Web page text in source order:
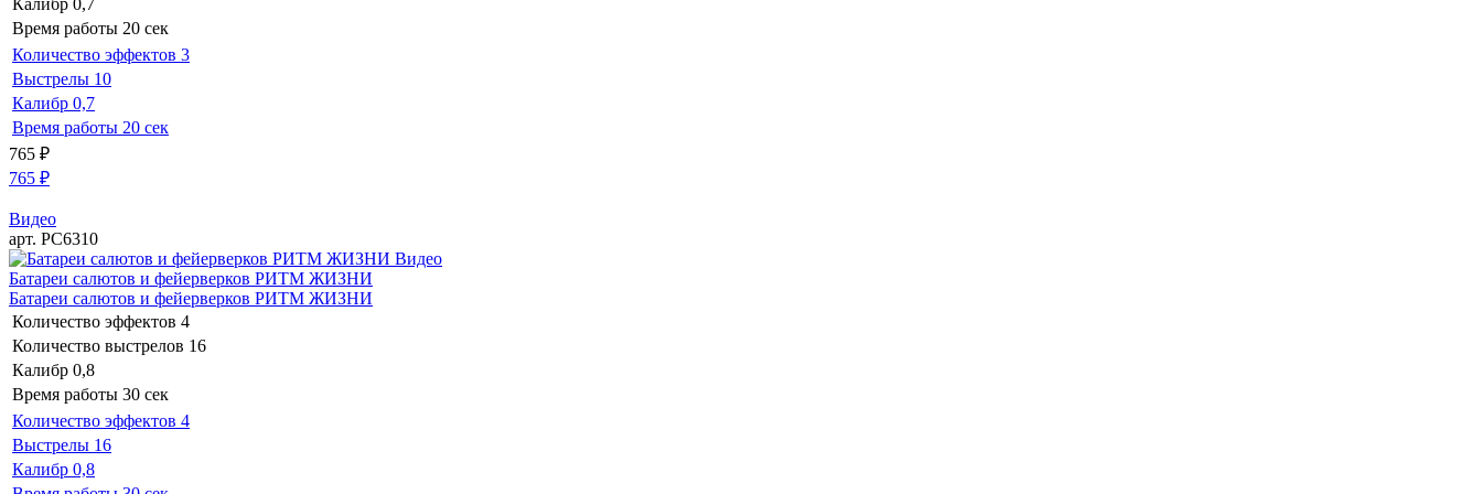
Время работы 20 сек
Количество эффектов 3
Выстрелы 10
Калибр 0,7
Время работы 20 сек
765 ₽
765 ₽
Видео
арт. РС6310
Видео
Батареи салютов и фейерверков РИТМ ЖИЗНИ
Батареи салютов и фейерверков РИТМ ЖИЗНИ
Количество эффектов 4
Количество выстрелов 16
Калибр 0,8
Время работы 30 сек
Количество эффектов 4
Выстрелы 16
Калибр 0,8